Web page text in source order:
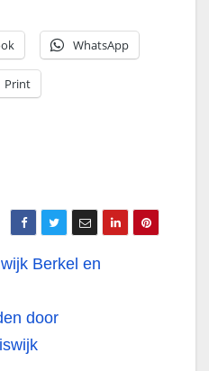
WhatsApp
Print
Berkel en
door